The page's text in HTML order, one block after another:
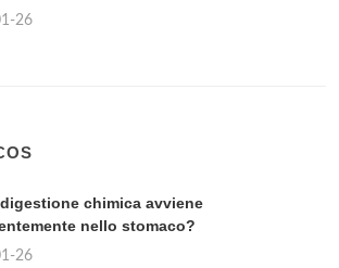
26
chimica avviene
nello stomaco?
26